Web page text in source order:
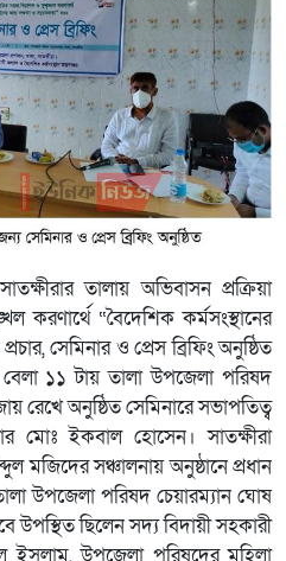
সাতক্ষীরার তালায় অভিবাসন প্রক্রিয়া
করণার্থে “বৈদেশিক কর্মসংস্থানের
সেমিনার ও প্রেস ব্রিফিং অনুষ্ঠিত
১১ টায় তালা উপজেলা পরিষদ
রেখে অনুষ্ঠিত সেমিনারে সভাপতিত্ব
মোঃ ইকবাল হোসেন। সাতক্ষীরা
মজিদের সঞ্চালনায় অনুষ্ঠানে প্রধান
উপজেলা পরিষদ চেয়ারম্যান ঘোষ
উপস্থিত ছিলেন সদ্য বিদায়ী সহকারী